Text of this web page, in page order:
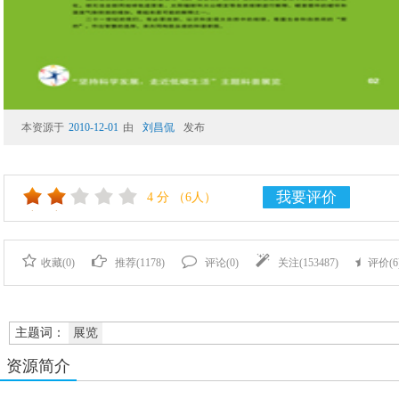
本资源于 2010-12-01 由 刘昌侃 发布
4 分 （6人） 我要评价
收藏(0) 推荐(1178) 评论(0) 关注(153487) 评价(6
主题词： 展览
资源简介